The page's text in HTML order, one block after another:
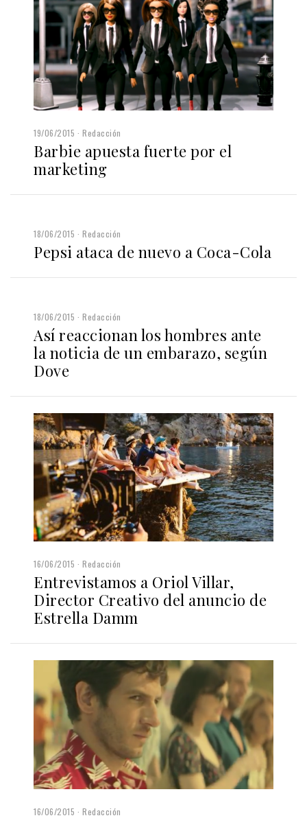
19/06/2015 Redacción
Barbie apuesta fuerte por el
marketing
18/06/2015 Redacción
Pepsi ataca de nuevo a Coca-Cola
18/06/2015 Redacción
Así reaccionan los hombres ante
la noticia de un embarazo, según
Dove
16/06/2015 Redacción
Entrevistamos a Oriol Villar,
Director Creativo del anuncio de
Estrella Damm
16/06/2015 Redacción